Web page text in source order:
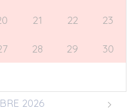
21 22 23
28 29 30
2026